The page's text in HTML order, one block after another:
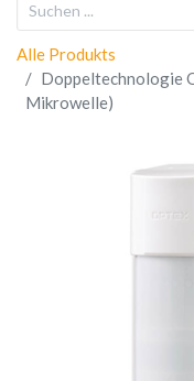
Alle Produkts
Doppeltechnologie
Mikrowelle)